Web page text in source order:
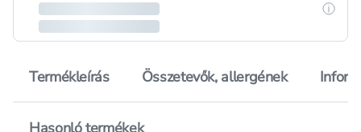
Termékleírás Összetevők, allergének
Hasonló termékek